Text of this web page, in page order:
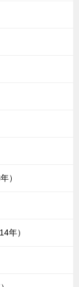
）
年）